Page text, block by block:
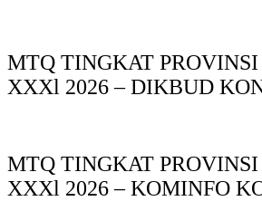
MTQ TINGKAT
XXXl 2026 – DIKBUD
MTQ TINGKAT
XXXl 2026 – KOMINFO